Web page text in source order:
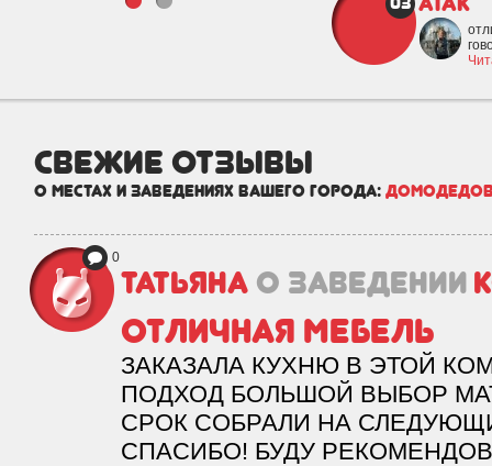
свежие отзывы
о местах и заведениях вашего города:
0
ТАТЬЯНА о заведении
ОТЛИЧНАЯ МЕБЕЛЬ
ЗАКАЗАЛА КУХНЮ В ЭТОЙ
ПОДХОД БОЛЬШОЙ ВЫБОР
СРОК СОБРАЛИ НА
СПАСИБО! БУДУ